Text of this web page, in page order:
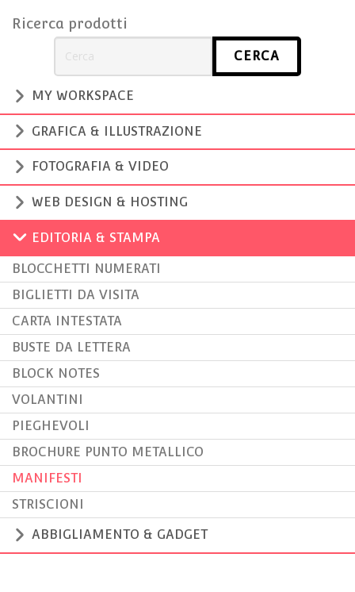
Ricerca prodotti
MY WORKSPACE
GRAFICA & ILLUSTRAZIONE
FOTOGRAFIA & VIDEO
WEB DESIGN & HOSTING
EDITORIA & STAMPA
BLOCCHETTI NUMERATI
BIGLIETTI DA VISITA
CARTA INTESTATA
BUSTE DA LETTERA
BLOCK NOTES
VOLANTINI
PIEGHEVOLI
BROCHURE PUNTO METALLICO
MANIFESTI
STRISCIONI
ABBIGLIAMENTO & GADGET